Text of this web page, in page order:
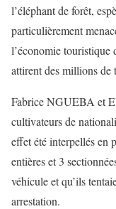
l’éléphant de forêt,
particulièrement
l’économie touristique
attirent des millions de
Fabrice NGUEBA et
cultivateurs de
effet été interpellés en
entières et 3
véhicule et qu’ils
arrestation.